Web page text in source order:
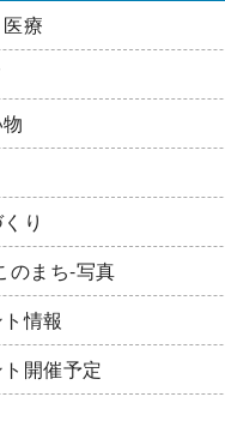
療
り
のまち-写真
情報
開催予定